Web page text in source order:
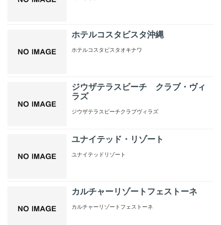
ホテルコスタビスタ沖縄
ホテルコスタビスタオキナワ
ジウザテラスビーチ クラブ・ヴィ
ラズ
ジウザテラスビーチクラブヴィラズ
ユナイテッド・リゾート
ユナイテッドリゾート
カルチャーリゾートフェストーネ
カルチャーリゾートフェストーネ